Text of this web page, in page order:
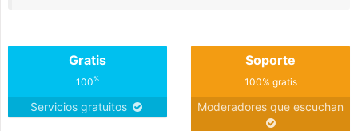
Gratis
100%
Servicios gratuitos
Soporte
100% gratis
Moderadores que escuchan